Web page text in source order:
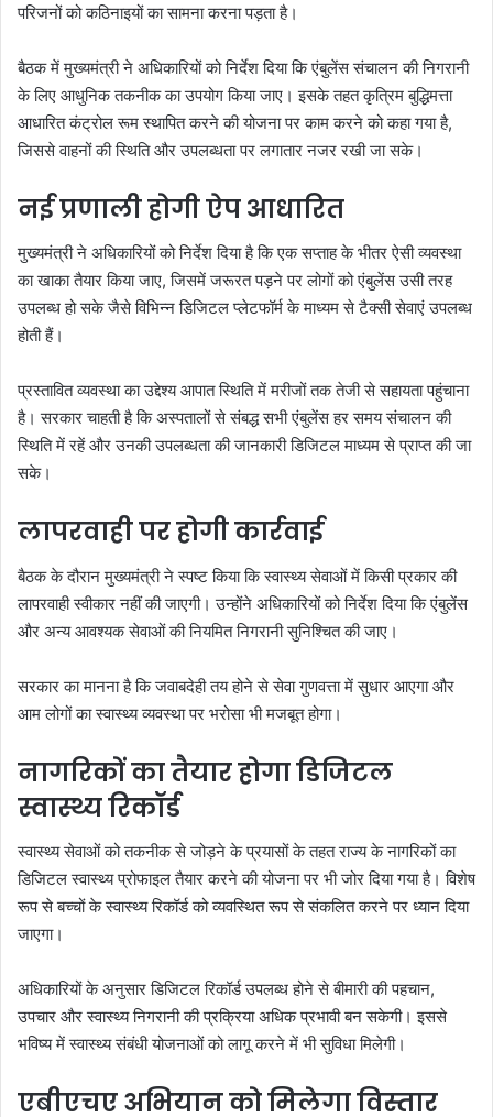
परिजनों को कठिनाइयों का सामना करना पड़ता है।
बैठक में मुख्यमंत्री ने अधिकारियों को निर्देश दिया कि एंबुलेंस संचालन की निगरानी
के लिए आधुनिक तकनीक का उपयोग किया जाए। इसके तहत कृत्रिम बुद्धिमत्ता
आधारित कंट्रोल रूम स्थापित करने की योजना पर काम करने को कहा गया है,
जिससे वाहनों की स्थिति और उपलब्धता पर लगातार नजर रखी जा सके।
नई प्रणाली होगी ऐप आधारित
मुख्यमंत्री ने अधिकारियों को निर्देश दिया है कि एक सप्ताह के भीतर ऐसी व्यवस्था
का खाका तैयार किया जाए, जिसमें जरूरत पड़ने पर लोगों को एंबुलेंस उसी तरह
उपलब्ध हो सके जैसे विभिन्न डिजिटल प्लेटफॉर्म के माध्यम से टैक्सी सेवाएं उपलब्ध
होती हैं।
प्रस्तावित व्यवस्था का उद्देश्य आपात स्थिति में मरीजों तक तेजी से सहायता पहुंचाना
है। सरकार चाहती है कि अस्पतालों से संबद्ध सभी एंबुलेंस हर समय संचालन की
स्थिति में रहें और उनकी उपलब्धता की जानकारी डिजिटल माध्यम से प्राप्त की जा
सके।
लापरवाही पर होगी कार्रवाई
बैठक के दौरान मुख्यमंत्री ने स्पष्ट किया कि स्वास्थ्य सेवाओं में किसी प्रकार की
लापरवाही स्वीकार नहीं की जाएगी। उन्होंने अधिकारियों को निर्देश दिया कि एंबुलेंस
और अन्य आवश्यक सेवाओं की नियमित निगरानी सुनिश्चित की जाए।
सरकार का मानना है कि जवाबदेही तय होने से सेवा गुणवत्ता में सुधार आएगा और
आम लोगों का स्वास्थ्य व्यवस्था पर भरोसा भी मजबूत होगा।
नागरिकों का तैयार होगा डिजिटल
स्वास्थ्य रिकॉर्ड
स्वास्थ्य सेवाओं को तकनीक से जोड़ने के प्रयासों के तहत राज्य के नागरिकों का
डिजिटल स्वास्थ्य प्रोफाइल तैयार करने की योजना पर भी जोर दिया गया है। विशेष
रूप से बच्चों के स्वास्थ्य रिकॉर्ड को व्यवस्थित रूप से संकलित करने पर ध्यान दिया
जाएगा।
अधिकारियों के अनुसार डिजिटल रिकॉर्ड उपलब्ध होने से बीमारी की पहचान,
उपचार और स्वास्थ्य निगरानी की प्रक्रिया अधिक प्रभावी बन सकेगी। इससे
भविष्य में स्वास्थ्य संबंधी योजनाओं को लागू करने में भी सुविधा मिलेगी।
एबीएचए अभियान को मिलेगा विस्तार